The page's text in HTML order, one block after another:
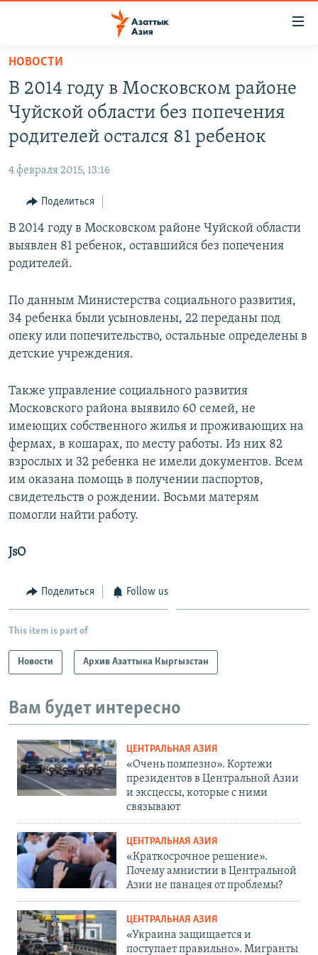
Вернуться
основному
содержанию
Вернутся
главной
навигации
Вернутся
поиску
ТАДЖИКИСТАН
ВОЙНА В УКРАИНЕ
ҚАЗАҚША
КЫРГЫЗЧА
ЎЗБЕКЧА
Все сайты РСЕ/РС
НОВОСТИ
В 2014 году в Московском районе
Чуйской области без попечения
родителей остался 81 ребенок
4 февраля 2015, 13:16
Поделиться
В 2014 году в Московском районе Чуйской области
выявлен 81 ребенок, оставшийся без попечения
родителей.
По данным Министерства социального развития,
34 ребенка были усыновлены, 22 переданы под
опеку или попечительство, остальные определены в
детские учреждения.
Также управление социального развития
Московского района выявило 60 семей, не
имеющих собственного жилья и проживающих на
фермах, в кошарах, по месту работы. Из них 82
взрослых и 32 ребенка не имели документов. Всем
им оказана помощь в получении паспортов,
свидетельств о рождении. Восьми матерям
помогли найти работу.
JsO
Поделиться Follow us
This item is part of
Новости Архив Азаттыка Кыргызстан
Вам будет интересно
ЦЕНТРАЛЬНАЯ АЗИЯ
«Очень помпезно». Кортежи
президентов в Центральной Азии
и эксцессы, которые с ними
связывают
ЦЕНТРАЛЬНАЯ АЗИЯ
«Краткосрочное решение».
Почему амнистии в Центральной
Азии не панацея от проблемы?
ЦЕНТРАЛЬНАЯ АЗИЯ
«Украина защищается и
поступает правильно». Мигранты